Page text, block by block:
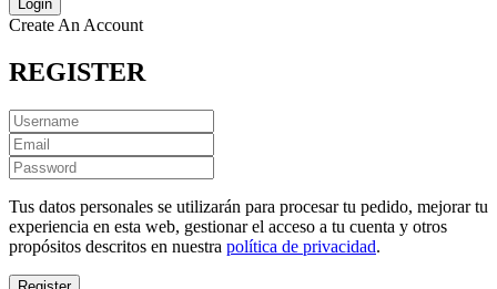
Create An Account
REGISTER
Tus datos personales se utilizarán para procesar tu pedido, mejorar tu
experiencia en esta web, gestionar el acceso a tu cuenta y otros
propósitos descritos en nuestra política de privacidad.